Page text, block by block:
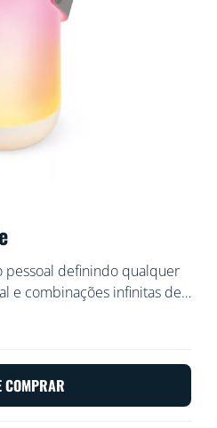
pessoal definindo qualquer
e combinações infinitas de
dentro ou até mesmo fora
COMPRAR